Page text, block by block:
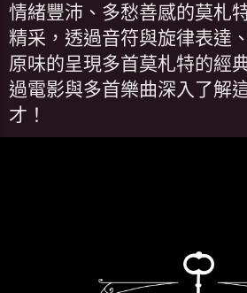
情緒豐沛、多愁善感的莫札
精采，透過音符與旋律表達
原味的呈現多首莫札特的經
過電影與多首樂曲深入了解
才！